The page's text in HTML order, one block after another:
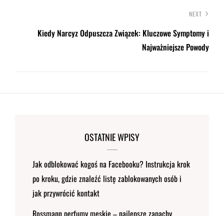
NEXT
Kiedy Narcyz Odpuszcza Związek: Kluczowe Symptomy i
Najważniejsze Powody
OSTATNIE WPISY
Jak odblokować kogoś na Facebooku? Instrukcja krok
po kroku, gdzie znaleźć listę zablokowanych osób i
jak przywrócić kontakt
Rossmann perfumy męskie – najlepsze zapachy,